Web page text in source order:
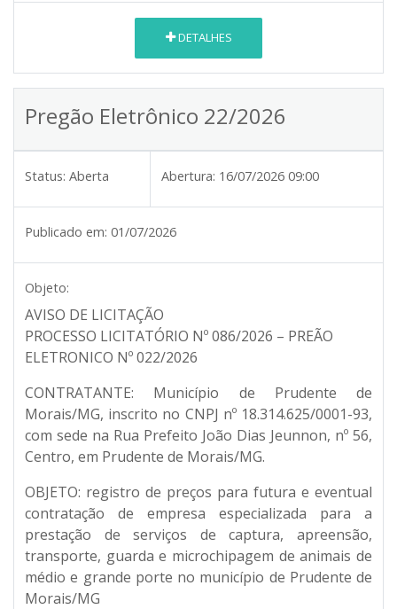
DETALHES
Pregão Eletrônico 22/2026
Status: Aberta Abertura: 16/07/2026 09:00
Publicado em: 01/07/2026
Objeto:
AVISO DE LICITAÇÃO
PROCESSO LICITATÓRIO Nº 086/2026 – PREÃO
ELETRONICO Nº 022/2026
CONTRATANTE: Município de Prudente de
Morais/MG, inscrito no CNPJ nº 18.314.625/0001-93,
com sede na Rua Prefeito João Dias Jeunnon, nº 56,
Centro, em Prudente de Morais/MG.
OBJETO: registro de preços para futura e eventual
contratação de empresa especializada para a
prestação de serviços de captura, apreensão,
transporte, guarda e microchipagem de animais de
médio e grande porte no município de Prudente de
Morais/MG